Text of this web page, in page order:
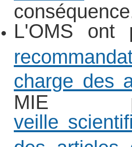
L'OMS
charge des
MIE
veille